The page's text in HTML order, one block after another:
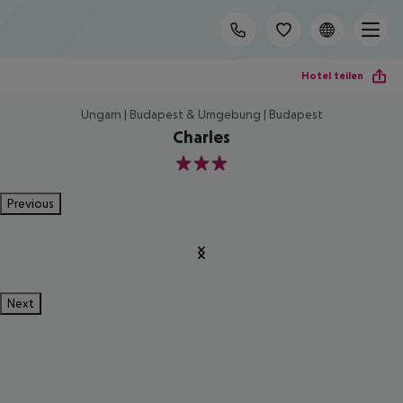
Hotel teilen
Ungarn | Budapest & Umgebung | Budapest
Charles
3
Previous
Next